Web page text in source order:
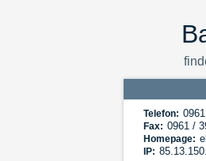
Telefon:
Fax: 0961 /
Homepage:
IP: